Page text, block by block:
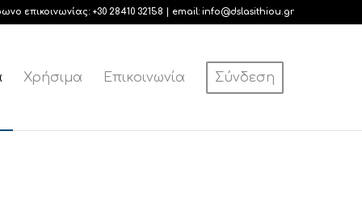
επικοινωνίας: +30 28410 32158 | email:info@dslasithiou.gr
Χρήσιμα Επικοινωνία Σύνδεση